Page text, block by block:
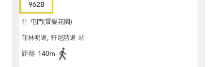
962B
往 屯門(置樂花園)
菲林明道, 軒尼詩道 站
距離 140m